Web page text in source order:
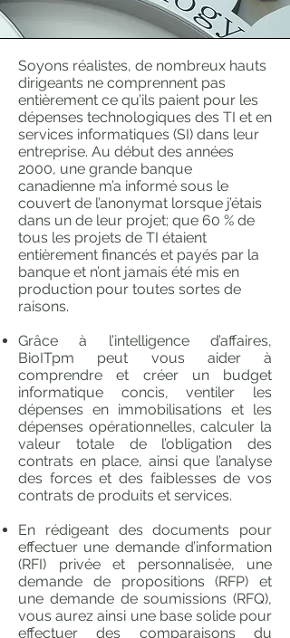
Soyons réalistes, de nombreux hauts
dirigeants ne comprennent pas
entièrement ce qu’ils paient pour les
dépenses technologiques des TI et en
services informatiques (SI) dans leur
entreprise. Au début des années
2000, une grande banque
canadienne m’a informé sous le
couvert de l’anonymat lorsque j’étais
dans un de leur projet; que 60 % de
tous les projets de TI étaient
entièrement financés et payés par la
banque et n’ont jamais été mis en
production pour toutes sortes de
raisons.
Grâce à l’intelligence d’affaires,
BioITpm peut vous aider à
comprendre et créer un budget
informatique concis, ventiler les
dépenses en immobilisations et les
dépenses opérationnelles, calculer la
valeur totale de l’obligation des
contrats en place, ainsi que l’analyse
des forces et des faiblesses de vos
contrats de produits et services.
En rédigeant des documents pour
effectuer une demande d’information
(RFI) privée et personnalisée, une
demande de propositions (RFP) et
une demande de soumissions (RFQ),
vous aurez ainsi une base solide pour
effectuer des comparaisons du